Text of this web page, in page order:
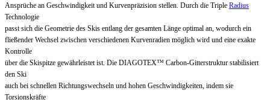
Ansprüche an Geschwindigkeit und Kurvenpräzision stellen. Durch die Triple Radius
Technologie
passt sich die Geometrie des Skis entlang der gesamten Länge optimal an, wodurch ein
fließender Wechsel zwischen verschiedenen Kurvenradien möglich wird und eine exakte
Kontrolle
über die Skispitze gewährleistet ist. Die DIAGOTEX™ Carbon-Gitterstruktur stabilisiert
den Ski
auch bei schnellen Richtungswechseln und hohen Geschwindigkeiten, indem sie
Torsionskräfte